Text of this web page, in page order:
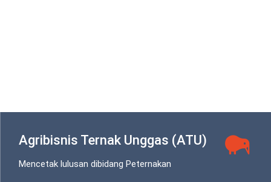
Agribisnis Ternak Unggas (ATU)
Mencetak lulusan dibidang Peternakan